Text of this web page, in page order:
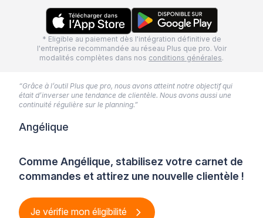
* Eligible au paiement dès l'intégration définitive de
l'entreprise recommandée au réseau Plus que pro. Voir
modalités complètes dans nos conditions générales.
Comme Angélique, stabilisez votre carnet de
commandes et attirez une nouvelle clientèle !
Je vérifie mon éligibilité
“Grâce à l’outil Plus que pro, nous avons atteint notre objectif qui
était d’inverser une tendance de clientèle. Nous avons aussi une
continuité régulière sur le planning.”
Angélique